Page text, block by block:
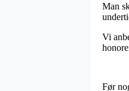
Man
Vi
Før